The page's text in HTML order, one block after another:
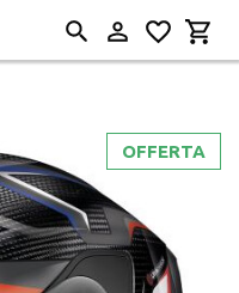
OFFERTA